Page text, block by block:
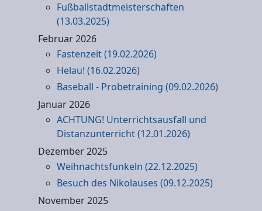
Fußballstadtmeisterschaften
(13.03.2025)
Februar 2026
Fastenzeit (19.02.2026)
Helau! (16.02.2026)
Baseball - Probetraining (09.02.2026)
Januar 2026
ACHTUNG! Unterrichtsausfall und
Distanzunterricht (12.01.2026)
Dezember 2025
Weihnachtsfunkeln (22.12.2025)
Besuch des Nikolauses (09.12.2025)
November 2025